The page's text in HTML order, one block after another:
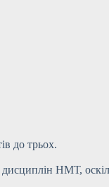
до трьох.
НМТ,